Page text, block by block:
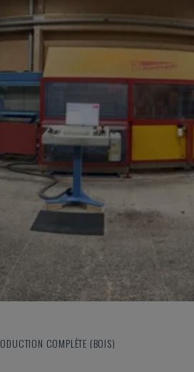
COMPLÈTE (BOIS)